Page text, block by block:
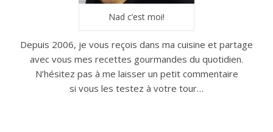
Nad c’est moi!
Depuis 2006, je vous reçois dans ma cuisine et partage
avec vous mes recettes gourmandes du quotidien.
N’hésitez pas à me laisser un petit commentaire
si vous les testez à votre tour…